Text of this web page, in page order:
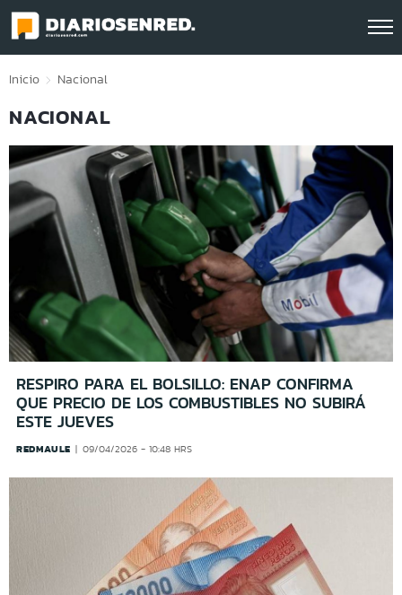
Click acá para ir directamente al contenido
Inicio Nacional
NACIONAL
RESPIRO PARA EL BOLSILLO: ENAP CONFIRMA
QUE PRECIO DE LOS COMBUSTIBLES NO SUBIRÁ
ESTE JUEVES
REDMAULE 09/04/2026 - 10:48 HRS